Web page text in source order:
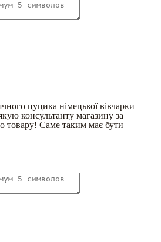
цуцика німецької вівчарки
консультанту магазину за
товару! Саме таким має бути